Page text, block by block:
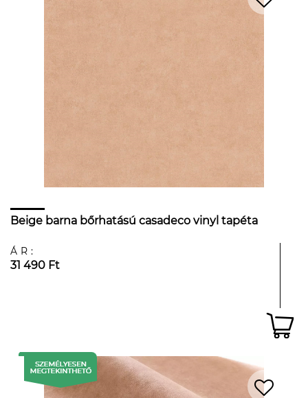
Beige barna bőrhatású casadeco vinyl tapéta
ÁR:
31 490 Ft